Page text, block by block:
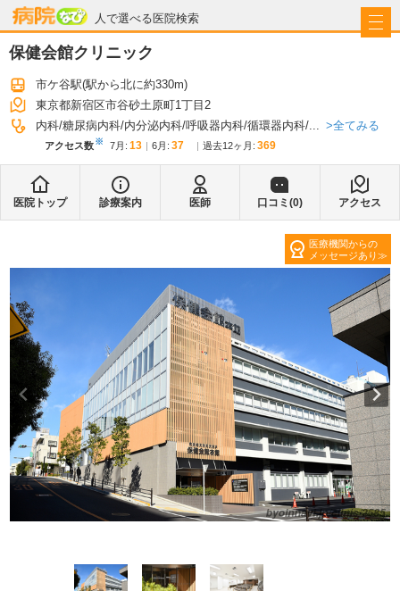
人で選べる医院検索
病院なび
保健会館クリニック
市ケ谷駅(駅から北に約330m)
東京都新宿区市谷砂土原町1丁目2
内科 糖尿病内科 内分泌内科 呼吸器内科 循環器内科 ... 全てみる
アクセス数※ 7月 : 13 6月 : 37 過去12ヶ月: 369
医院トップ 診療案内 医師 口コミ(0) アクセス
医療機関からの
メッセージあり